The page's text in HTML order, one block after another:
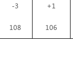
-3
108
+1
106